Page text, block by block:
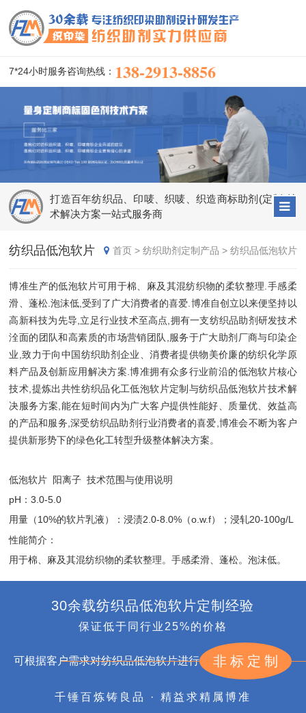
7*24小时服务咨询热线： 138-2913-8856
打造百年纺织品、印唛、织唛、织造商标助剂(定制)技
术解决方案一站式服务商
纺织品低泡软片 首页> 纺织助剂定制产品 > 纺织品低泡软片
博准生产的低泡软片可用于棉、麻及其混纺织物的柔软整理.手感柔
滑、蓬松.泡沫低,受到了广大消费者的喜爱.博准自创立以来便坚持以
高新科技为先导,立足行业技术至高点,拥有一支纺织品助剂研发技术
洤面的团队和高素质的市场营销团队,服务于广大助剂厂商与印染企
业,致力于向中国纺织助剂企业、消费者提供物美价廉的纺织化学原
料产品及创新应用解决方案.博准拥有众多行业前沿的低泡软片核心
技术,提炼出共性纺织品化工低泡软片定制与纺织品低泡软片技术解
决服务方案,能在短时间内为广大客户提供性能好、质量优、效益高
的产品和服务,深受纺织品助剂行业消费者的喜爱,博准会不断为客户
提供新形势下的绿色化工转型升级整体解决方案。
低泡软片 阳离子 技术范围与使用说明
pH：3.0-5.0
用量（10%的软片乳液）：浸渍2.0-8.0%（o.w.f）；浸轧20-100g/L
性能简介：
用于棉、麻及其混纺织物的柔软整理。手感柔滑、蓬松。泡沫低。
30余载纺织品低泡软片定制经验
保证低于同行业25%的价格
可根据客户需求对纺织品低泡软片进行 非标定制
千锤百炼铸良品 · 精益求精属博准